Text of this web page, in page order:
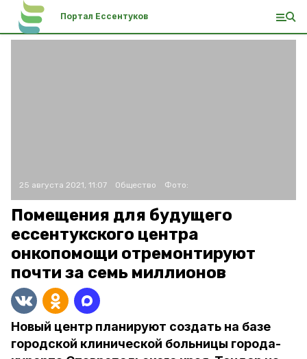
Портал Ессентуков
25 августа 2021, 11:07 Общество Фото:
Помещения для будущего
ессентукского центра
онкопомощи отремонтируют
почти за семь миллионов
Новый центр планируют создать на базе
городской клинической больницы города-